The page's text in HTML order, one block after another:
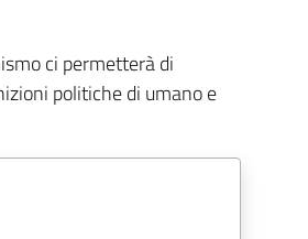
ci permetterà di
politiche di umano e